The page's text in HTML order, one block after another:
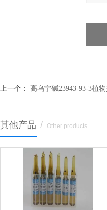
上一个： 高乌宁碱23943-93-3植
其他产品 / Other products